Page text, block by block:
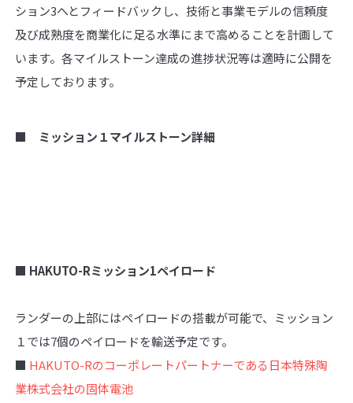
ション3へとフィードバックし、技術と事業モデルの信頼度
及び成熟度を商業化に足る水準にまで高めることを計画して
います。各マイルストーン達成の進捗状況等は適時に公開を
予定しております。
■ ミッション１マイルストーン詳細
■ HAKUTO-Rミッション1ペイロード
ランダーの上部にはペイロードの搭載が可能で、ミッション
１では7個のペイロードを輸送予定です。
■ HAKUTO-Rのコーポレートパートナーである日本特殊陶
業株式会社の固体電池